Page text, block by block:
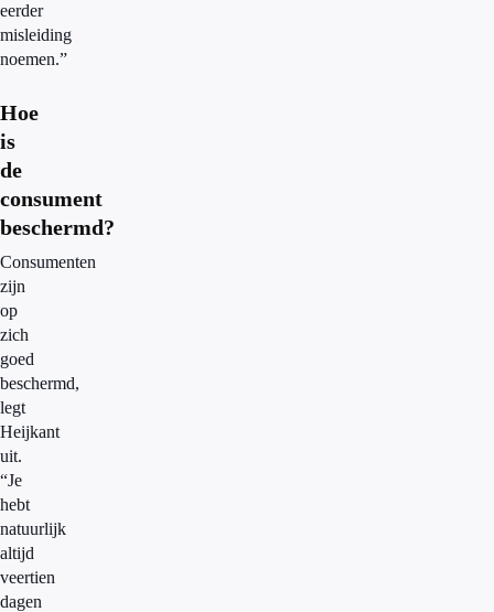
eerder
misleiding
noemen.”
Hoe
is
de
consument
beschermd?
Consumenten
zijn
op
zich
goed
beschermd,
legt
Heijkant
uit.
“Je
hebt
natuurlijk
altijd
veertien
dagen